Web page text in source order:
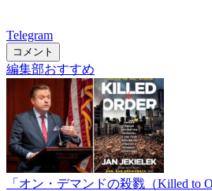
Telegram
コメント
編集部おすすめ
「オン・デマンドの殺戮（Killed to